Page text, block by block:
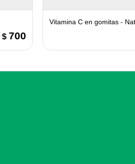
$ 700
Vitamina C en gomitas -